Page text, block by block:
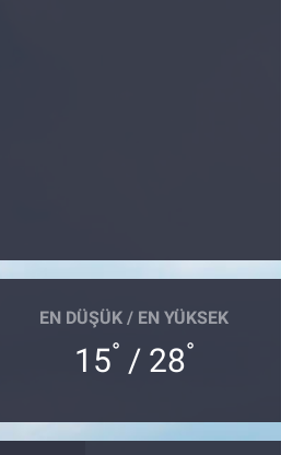
EN DÜŞÜK / EN YÜKSEK
15° / 28°